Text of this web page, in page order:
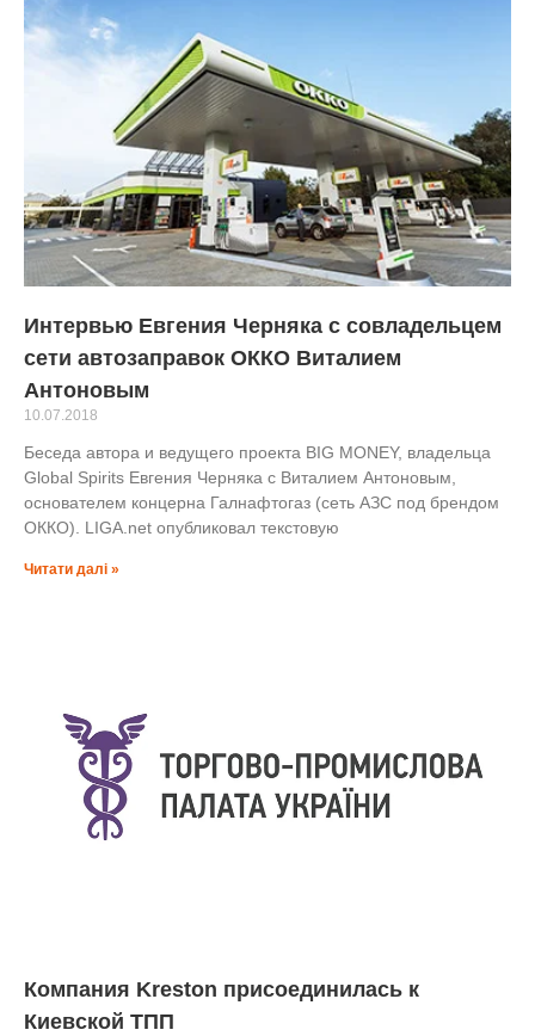
Интервью Евгения Черняка с совладельцем
сети автозаправок ОККО Виталием
Антоновым
10.07.2018
Беседа автора и ведущего проекта BIG MONEY, владельца
Global Spirits Евгения Черняка с Виталием Антоновым,
основателем концерна Галнафтогаз (сеть АЗС под брендом
ОККО). LIGA.net опубликовал текстовую
Читати далі »
Компания Kreston присоединилась к
Киевской ТПП